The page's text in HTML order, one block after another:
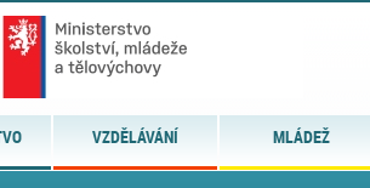
VZDĚLÁVÁNÍ MLÁDEŽ